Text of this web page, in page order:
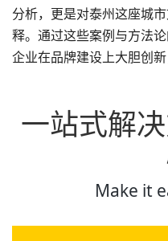
分析，更是对泰州这座城
释。通过这些案例与方法
企业在品牌建设上大胆创
一站式解
Make it